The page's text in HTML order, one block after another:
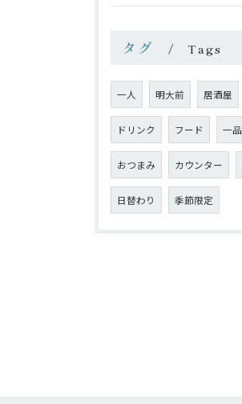
タグ Tags
一人 明大前 居酒屋
ドリンク フード 一品
おつまみ カウンター
日替わり 季節限定